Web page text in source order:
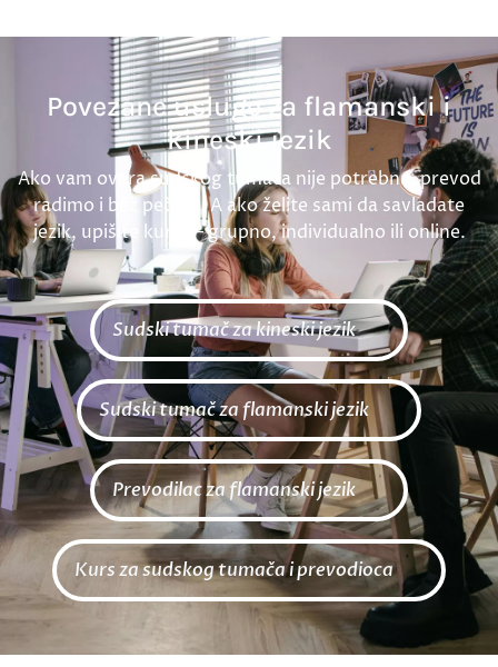
Povezane usluge za flamanski i
kineski jezik
Ako vam overa sudskog tumača nije potrebna, prevod
radimo i bez pečata. A ako želite sami da savladate
jezik, upišite kurs — grupno, individualno ili online.
Sudski tumač za kineski jezik
Sudski tumač za flamanski jezik
Prevodilac za flamanski jezik
Kurs za sudskog tumača i prevodioca